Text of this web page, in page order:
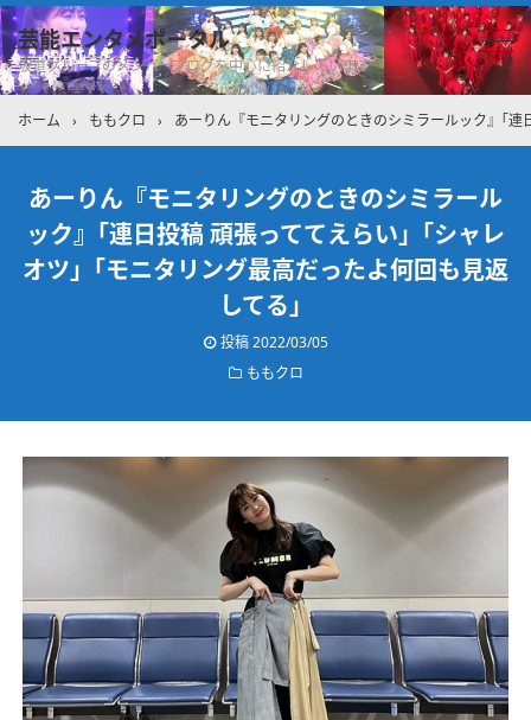
芸能エンタメポータル
坂道グループのメンバーブログを中心に紹介しています
ホーム › ももクロ › あーりん『モニタリングのときのシミラールック』｢
あーりん『モニタリングのときのシミラール
ック』｢連日投稿 頑張っててえらい」｢シャレ
オツ」｢モニタリング最高だったよ何回も見返
してる」
投稿2022/03/05
ももクロ